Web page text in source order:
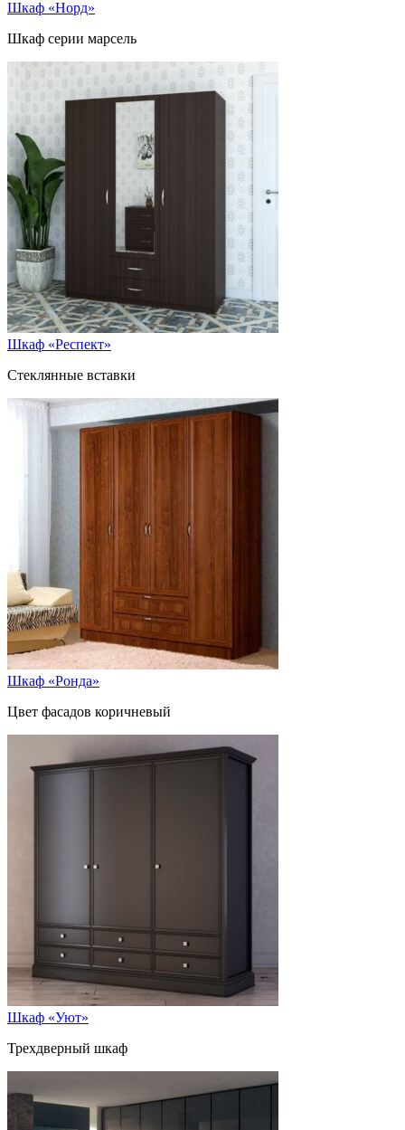
Шкаф «Норд»
Шкаф серии марсель
Шкаф «Респект»
Стеклянные вставки
Шкаф «Ронда»
Цвет фасадов коричневый
Шкаф «Уют»
Трехдверный шкаф